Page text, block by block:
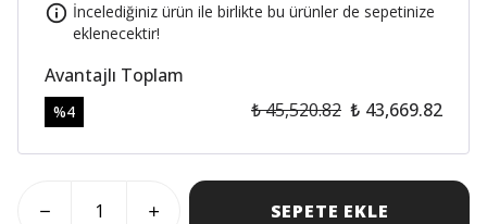
İncelediğiniz ürün ile birlikte bu ürünler de sepetinize
eklenecektir!
Avantajlı Toplam
%4 ₺ 45,520.82 ₺ 43,669.82
SEPETE EKLE